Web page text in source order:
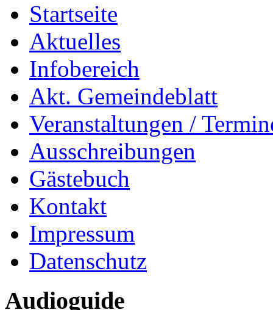
Startseite
Aktuelles
Infobereich
Akt. Gemeindeblatt
Veranstaltungen /
Ausschreibungen
Gästebuch
Kontakt
Impressum
Datenschutz
Audioguide